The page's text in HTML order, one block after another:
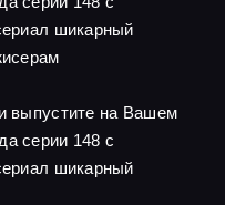
шикарный
выпустите на Вашем
серии 148 с
шикарный